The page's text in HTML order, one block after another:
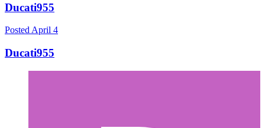
Ducati955
PostedApril 4
Ducati955